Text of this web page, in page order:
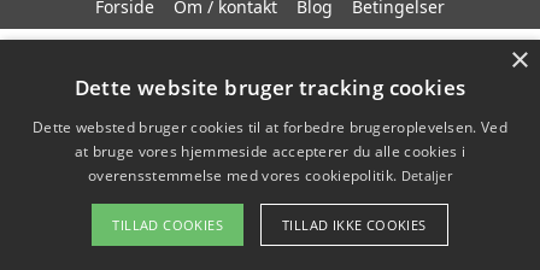
Forside
Om / kontakt Blog Betingelser
×
Dette website bruger tracking cookies
Dette websted bruger cookies til at forbedre brugeroplevelsen. Ved
at bruge vores hjemmeside accepterer du alle cookies i
overensstemmelse med vores cookiepolitik. Detaljer
TILLAD COOKIES TILLAD IKKE COOKIES